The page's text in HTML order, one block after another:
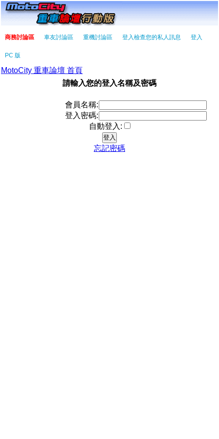
商務討論區 車友討論區 重機討論區 登入檢查您的私人訊息 登入
PC 版
MotoCity 重車論壇 首頁
請輸入您的登入名稱及密碼
會員名稱:
登入密碼:
自動登入:
忘記密碼